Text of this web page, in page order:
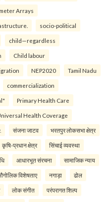
Arrays
socio-political
child—regardless
Child labour
NEP2020 Tamil Nadu
commercialization
Primary Health Care
Health Coverage
संजना जाटव भरतपुर लोकसभा क्षेत्र
कृषि-प्रधान क्षेत्र सिंचाई व्यवस्था
आधारभूत संरचना सामाजिक न्याय
विशेषताए नगाड़ा ढोल
लोक संगीत परंपरागत शिल्प